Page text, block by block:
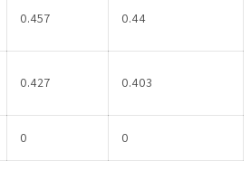
0.457 0.44
0.427 0.403
0 0